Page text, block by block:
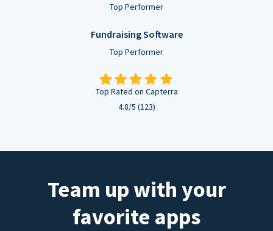
Top Performer
Fundraising Software
Top Performer
Top Rated on Capterra
4.8/5 (123)
Team up with your
favorite apps